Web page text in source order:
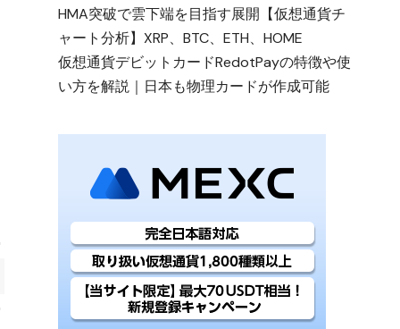
HMA突破で雲下端を目指す展開【仮想通貨チ
ャート分析】XRP、BTC、ETH、HOME
仮想通貨デビットカードRedotPayの特徴や使
い方を解説｜日本も物理カードが作成可能